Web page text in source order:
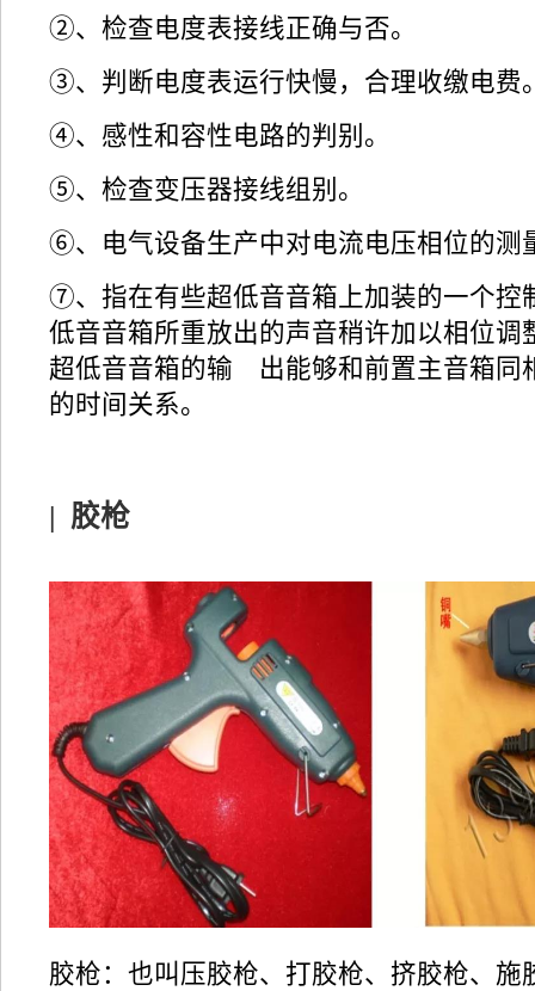
②、检查电度表接线正确与否。
③、判断电度表运行快慢，合理收缴电费
④、感性和容性电路的判别。
⑤、检查变压器接线组别。
⑥、电气设备生产中对电流电压相位的测
⑦、指在有些超低音音箱上加装的一个控
低音音箱所重放出的声音稍许加以相位调
超低音音箱的输 出能够和前置主音箱同
的时间关系。
| 胶枪
胶枪：也叫压胶枪、打胶枪、挤胶枪、施